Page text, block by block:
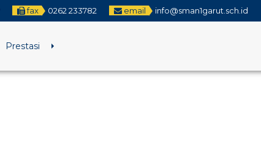
fax 0262 233782 email info@sman1garut.sch.id
Prestasi